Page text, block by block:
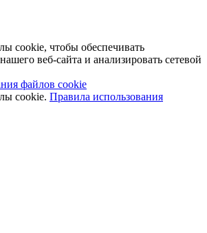
cookie, чтобы обеспечивать
веб-сайта и анализировать сетевой
файлов cookie
cookie. Правила использования